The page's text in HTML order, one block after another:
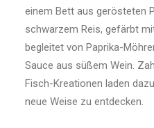
einem Bett aus gerösteten
schwarzem Reis, gefärbt
begleitet von Paprika-
Sauce aus süßem Wein.
Fisch-Kreationen laden
neue Weise zu entdecken.